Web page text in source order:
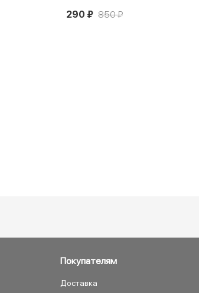
290 ₽ 850 ₽
Покупателям
Доставка